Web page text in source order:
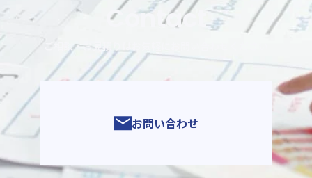
Contact
ご相談・お見積りはお気軽にお問い合わせください
お問い合わせ